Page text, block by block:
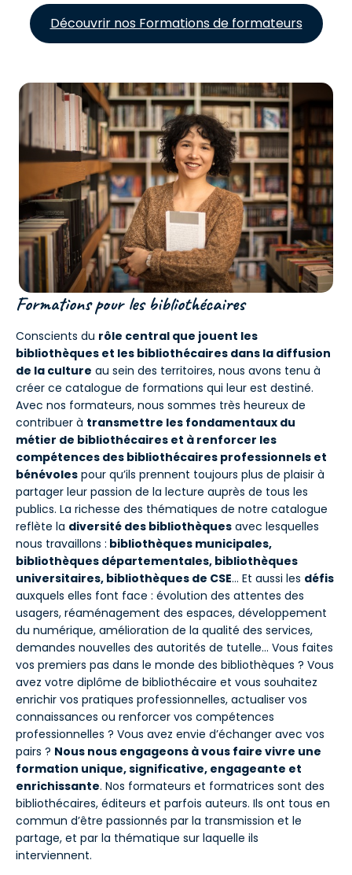
Découvrir nos Formations de formateurs
Formations pour les bibliothécaires
Conscients du rôle central que jouent les
bibliothèques et les bibliothécaires dans la diffusion
de la culture au sein des territoires, nous avons tenu à
créer ce catalogue de formations qui leur est destiné.
Avec nos formateurs, nous sommes très heureux de
contribuer à transmettre les fondamentaux du
métier de bibliothécaires et à renforcer les
compétences des bibliothécaires professionnels et
bénévoles pour qu’ils prennent toujours plus de plaisir à
partager leur passion de la lecture auprès de tous les
publics. La richesse des thématiques de notre catalogue
reflète la diversité des bibliothèques avec lesquelles
nous travaillons : bibliothèques municipales,
bibliothèques départementales, bibliothèques
universitaires, bibliothèques de CSE… Et aussi les défis
auxquels elles font face : évolution des attentes des
usagers, réaménagement des espaces, développement
du numérique, amélioration de la qualité des services,
demandes nouvelles des autorités de tutelle… Vous faites
vos premiers pas dans le monde des bibliothèques ? Vous
avez votre diplôme de bibliothécaire et vous souhaitez
enrichir vos pratiques professionnelles, actualiser vos
connaissances ou renforcer vos compétences
professionnelles ? Vous avez envie d’échanger avec vos
pairs ? Nous nous engageons à vous faire vivre une
formation unique, significative, engageante et
enrichissante. Nos formateurs et formatrices sont des
bibliothécaires, éditeurs et parfois auteurs. Ils ont tous en
commun d’être passionnés par la transmission et le
partage, et par la thématique sur laquelle ils
interviennent.